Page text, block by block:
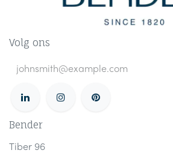
Volg ons
Bender
Tiber 96